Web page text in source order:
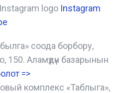
Instagram
соода борбору,
Аламүдүн базарынын
=>
комплекс «Таблыга»,